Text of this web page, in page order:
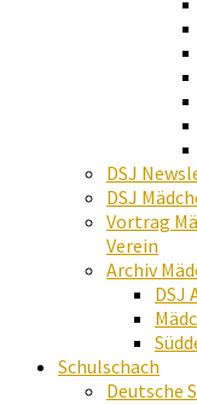
DSJ
DSJ
Vortrag
Verein
Archiv
DSJ
Schulschach
Deutsche